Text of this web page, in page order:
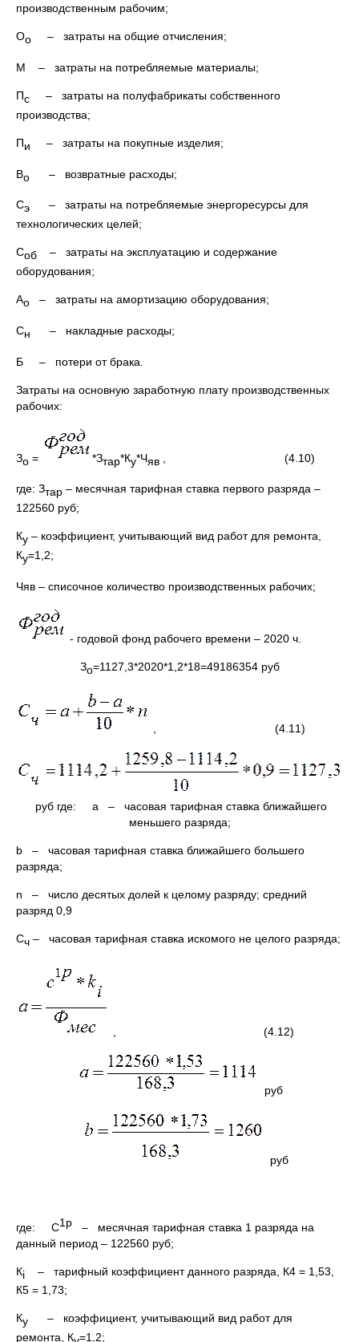
производственным рабочим;
Оo – затраты на общие отчисления;
М – затраты на потребляемые материалы;
Пс – затраты на полуфабрикаты собственного
производства;
Пи – затраты на покупные изделия;
Во – возвратные расходы;
Сэ – затраты на потребляемые энергоресурсы для
технологических целей;
Соб – затраты на эксплуатацию и содержание
оборудования;
Ао – затраты на амортизацию оборудования;
Сн – накладные расходы;
Б – потери от брака.
Затраты на основную заработную плату производственных
рабочих:
Зо = *Зтар*Ку*Чяв , (4.10)
где: Зтар – месячная тарифная ставка первого разряда –
122560 руб;
Ку – коэффициент, учитывающий вид работ для ремонта,
Ку=1,2;
Чяв – списочное количество производственных рабочих;
- годовой фонд рабочего времени – 2020 ч.
Зо=1127,3*2020*1,2*18=49186354 руб
, (4.11)
руб где: a – часовая тарифная ставка ближайшего
меньшего разряда;
b – часовая тарифная ставка ближайшего большего
разряда;
n – число десятых долей к целому разряду; средний
разряд 0,9
Сч – часовая тарифная ставка искомого не целого разряда;
, (4.12)
руб
руб
где: С1 р – месячная тарифная ставка 1 разряда на
данный период – 122560 руб;
Кi – тарифный коэффициент данного разряда, К4 = 1,53,
К5 = 1,73;
Ку – коэффициент, учитывающий вид работ для
ремонта, К =1,2;